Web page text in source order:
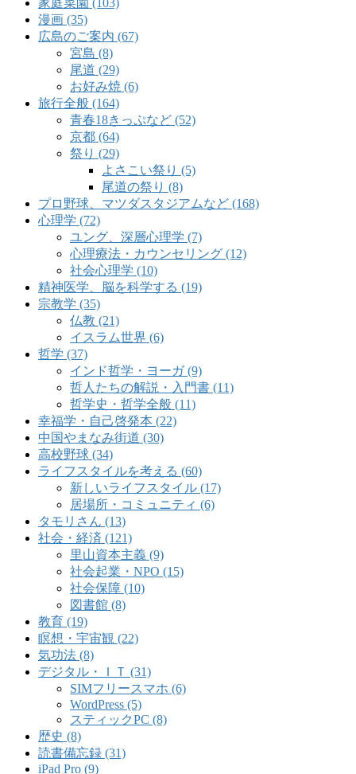
漫画 (35)
広島のご案内 (67)
宮島 (8)
尾道 (29)
お好み焼 (6)
旅行全般 (164)
青春18きっぷなど (52)
京都 (64)
祭り (29)
よさこい祭り (5)
尾道の祭り (8)
プロ野球、マツダスタジアムなど (168)
心理学 (72)
ユング、深層心理学 (7)
心理療法・カウンセリング (12)
社会心理学 (10)
精神医学、脳を科学する (19)
宗教学 (35)
仏教 (21)
イスラム世界 (6)
哲学 (37)
インド哲学・ヨーガ (9)
哲人たちの解説・入門書 (11)
哲学史・哲学全般 (11)
幸福学・自己啓発本 (22)
中国やまなみ街道 (30)
高校野球 (34)
ライフスタイルを考える (60)
新しいライフスタイル (17)
居場所・コミュニティ (6)
タモリさん (13)
社会・経済 (121)
里山資本主義 (9)
社会起業・NPO (15)
社会保障 (10)
図書館 (8)
教育 (19)
瞑想・宇宙観 (22)
気功法 (8)
デジタル・ＩＴ (31)
SIMフリースマホ (6)
WordPress (5)
スティックPC (8)
歴史 (8)
読書備忘録 (31)
iPad Pro (9)